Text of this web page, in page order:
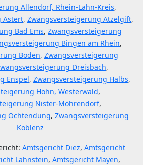
Allendorf, Rhein-Lahn-Kreis,
Astert, Zwangsversteigerung Atzelgift,
Bad Ems, Zwangsversteigerung
Bingen am Rhein,
Boden, Zwangsversteigerung
Dreisbach,
Enspel, Zwangsversteigerung Halbs,
Höhn, Westerwald,
Nister-Möhrendorf,
Ochtendung, Zwangsversteigerung
Koblenz
Amtsgericht Diez, Amtsgericht
Lahnstein, Amtsgericht Mayen,